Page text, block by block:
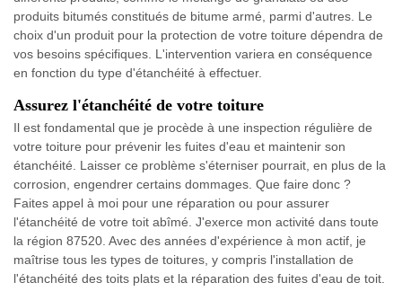
produits bitumés constitués de bitume armé, parmi d'autres. Le
choix d'un produit pour la protection de votre toiture dépendra de
vos besoins spécifiques. L'intervention variera en conséquence
en fonction du type d'étanchéité à effectuer.
Assurez l'étanchéité de votre toiture
Il est fondamental que je procède à une inspection régulière de
votre toiture pour prévenir les fuites d'eau et maintenir son
étanchéité. Laisser ce problème s'éterniser pourrait, en plus de la
corrosion, engendrer certains dommages. Que faire donc ?
Faites appel à moi pour une réparation ou pour assurer
l'étanchéité de votre toit abîmé. J'exerce mon activité dans toute
la région 87520. Avec des années d'expérience à mon actif, je
maîtrise tous les types de toitures, y compris l'installation de
l'étanchéité des toits plats et la réparation des fuites d'eau de toit.